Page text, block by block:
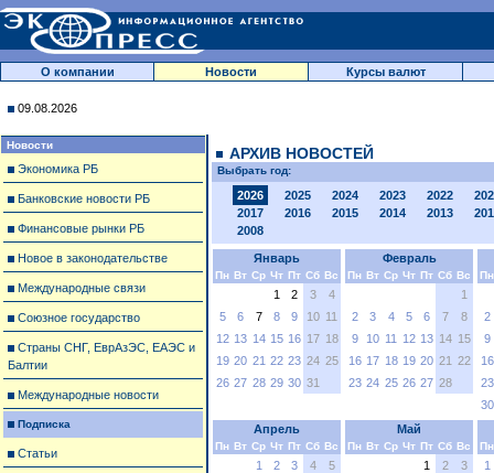
О компании Новости Курсы валют
09.08.2026
Новости
Экономика РБ
Банковские новости РБ
Финансовые рынки РБ
Новое в законодательстве
Международные связи
Союзное государство
Страны СНГ, ЕврАзЭС, ЕАЭС и
Балтии
Международные новости
Подписка
Статьи
АРХИВ НОВОСТЕЙ
Выбрать год:
2026 2025 2024 2023 2022
2017
2016 2015 2014 2013
2008
Январь
Пн Вт Ср Чт Пт Сб Вс
1 2 3
4
5
6 7 8 9 10 11
12 13 14 15 16 17 18
19 20 21 22 23 24 25
26 27 28 29 30 31
Февраль
Пн Вт Ср Чт Пт Сб Вс
1
2
3 4 5 6 7
8
9
10 11 12 13 14 15
16 17 18 19 20 21 22
23 24 25 26 27 28
Пн
2
9
16
23
30
Апрель
Пн Вт Ср Чт Пт Сб Вс
1 2 3 4
5
Май
Пн Вт Ср Чт Пт Сб Вс
1 2
3
Пн
1